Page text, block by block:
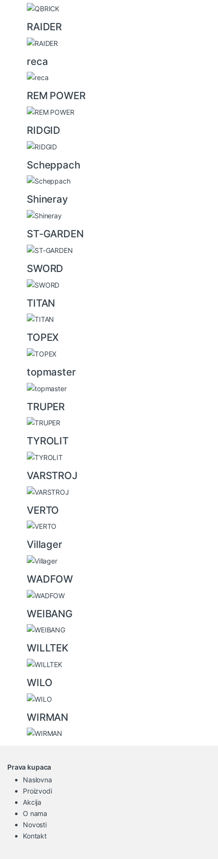
RAIDER
reca
REM POWER
RIDGID
Scheppach
Shineray
ST-GARDEN
SWORD
TITAN
TOPEX
topmaster
TRUPER
TYROLIT
VARSTROJ
VERTO
Villager
WADFOW
WEIBANG
WILLTEK
WILO
WIRMAN
Prava kupaca
Naslovna
Proizvodi
Akcija
O nama
Novosti
Kontakt